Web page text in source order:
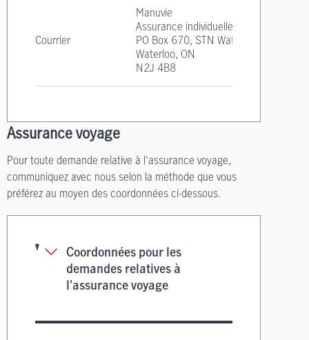
Courrier
Manuvie
Assurance individuelle
PO Box 670, STN Waterloo
Waterloo, ON
N2J 4B8
Assurance voyage
Pour toute demande relative à l'assurance voyage,
communiquez avec nous selon la méthode que vous
préférez au moyen des coordonnées ci-dessous.
Coordonnées pour les
demandes relatives à
l'assurance voyage